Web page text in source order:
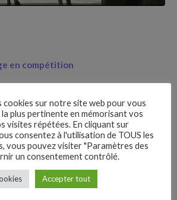
en compétition
cookies sur notre site web pour vous
plus pertinente en mémorisant vos
visites répétées. En cliquant sur
consentez à l'utilisation de TOUS les
vous pouvez visiter "Paramètres des
un consentement contrôlé.
Accepter tout